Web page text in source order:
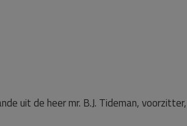
uit de heer mr. B.J. Tideman,